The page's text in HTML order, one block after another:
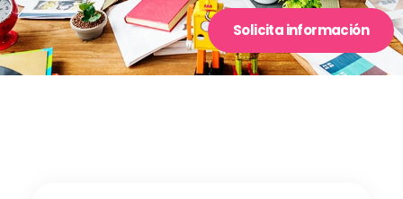
Solicita información